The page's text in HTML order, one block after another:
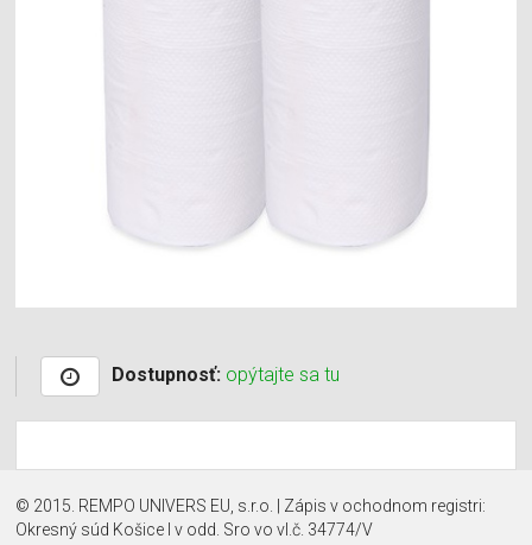
Dostupnosť: opýtajte sa tu
© 2015. REMPO UNIVERS EU, s.r.o. | Zápis v ochodnom registri:
Okresný súd Košice I v odd. Sro vo vl.č. 34774/V